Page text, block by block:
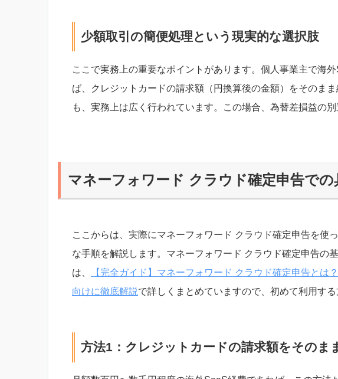
少額取引の簡便処理という現実的な選択肢
ここで実務上の重要なポイントがあります。個人事業主で海
ば、クレジットカードの請求額（円換算後の金額）をそのま
も、実務上は広く行われています。この場合、為替差損益の別
マネーフォワード クラウド確定申告での
ここからは、実際にマネーフォワード クラウド確定申告を使
な手順を解説します。マネーフォワード クラウド確定申告の
は、
【完全ガイド】マネーフォワード クラウド確定申告とは
向けに徹底解説で詳しくまとめていますので、初めて利用す
方法1：クレジットカードの請求額をそのま